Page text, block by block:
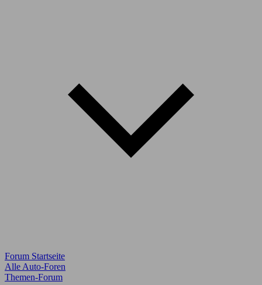
Forum Startseite
Alle Auto-Foren
Themen-Forum